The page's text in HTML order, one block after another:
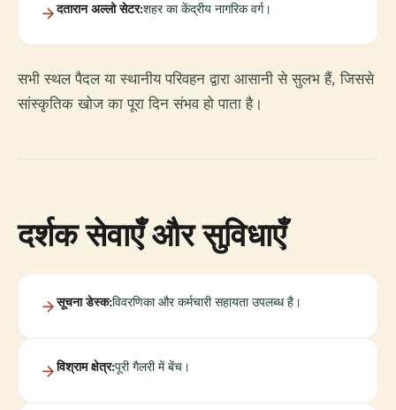
दतारान अल्लो सेटर:शहर का केंद्रीय नागरिक वर्ग।
सभी स्थल पैदल या स्थानीय परिवहन द्वारा आसानी से सुलभ हैं, जिससे
सांस्कृतिक खोज का पूरा दिन संभव हो पाता है।
दर्शक सेवाएँ और सुविधाएँ
सूचना डेस्क:विवरणिका और कर्मचारी सहायता उपलब्ध है।
विश्राम क्षेत्र:पूरी गैलरी में बेंच।